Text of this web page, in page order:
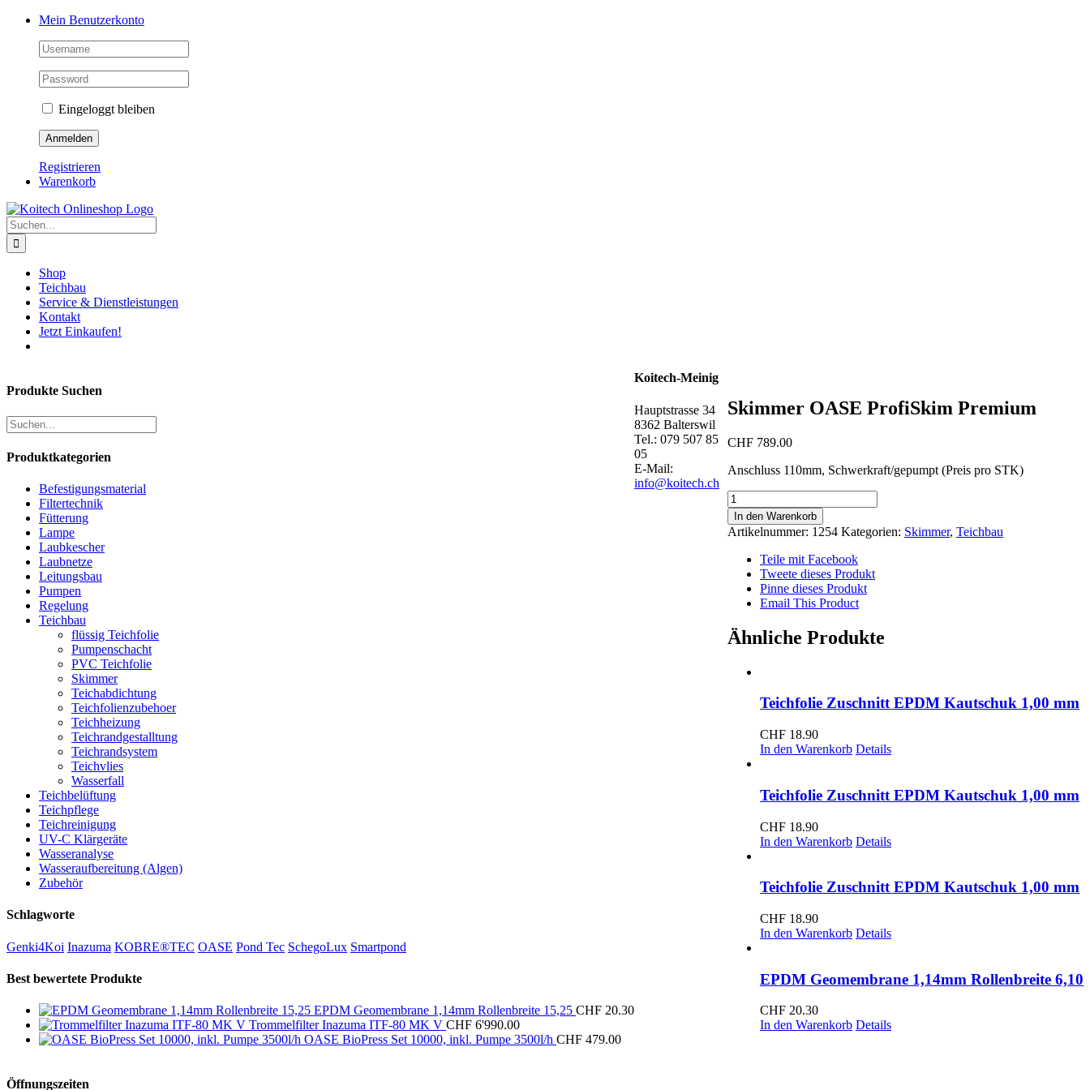
Skip
Mein Benutzerkonto
Eingeloggt bleiben
Registrieren
Warenkorb
Suche
nach:
Shop
Teichbau
Service & Dienstleistungen
Kontakt
Jetzt Einkaufen!
Skimmer OASE ProfiSkim Premium
CHF 789.00
Anschluss 110mm, Schwerkraft/gepumpt (Preis pro STK)
Skimmer
OASE
ProfiSkim
Premium
Menge
In den Warenkorb
Artikelnummer: 1254 Kategorien: Skimmer, Teichbau
Teile mit Facebook
Tweete dieses Produkt
Pinne dieses Produkt
Email This Product
Ähnliche Produkte
Teichfolie Zuschnitt EPDM Kautschuk 1,00 mm
CHF 18.90
In den Warenkorb Details
Teichfolie Zuschnitt EPDM Kautschuk 1,00 mm
CHF 18.90
In den Warenkorb Details
Teichfolie Zuschnitt EPDM Kautschuk 1,00 mm
CHF 18.90
In den Warenkorb Details
EPDM Geomembrane 1,14mm Rollenbreite 6,10
CHF 20.30
In den Warenkorb Details
Produkte Suchen
Produktkategorien
Befestigungsmaterial
Filtertechnik
Fütterung
Lampe
Laubkescher
Laubnetze
Leitungsbau
Pumpen
Regelung
Teichbau
flüssig Teichfolie
Pumpenschacht
PVC Teichfolie
Skimmer
Teichabdichtung
Teichfolienzubehoer
Teichheizung
Teichrandgestalltung
Teichrandsystem
Teichvlies
Wasserfall
Teichbelüftung
Teichpflege
Teichreinigung
UV-C Klärgeräte
Wasseranalyse
Wasseraufbereitung (Algen)
Zubehör
Schlagworte
Genki4Koi Inazuma KOBRE®TEC OASE Pond Tec SchegoLux Smartpond
Best bewertete Produkte
EPDM Geomembrane 1,14mm Rollenbreite 15,25 CHF 20.30
Trommelfilter Inazuma ITF-80 MK V CHF 6'990.00
OASE BioPress Set 10000, inkl. Pumpe 3500l/h CHF 479.00
Koitech-Meinig
Hauptstrasse 34
8362 Balterswil
Tel.: 079 507 85
05
E-Mail:
info@koitech.ch
Öffnungszeiten